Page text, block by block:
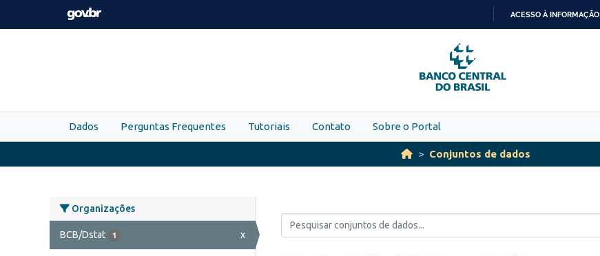
Skip to main content
PARA
O
CONTEÚDO
ACESSO À INFORMAÇÃO
Dados Perguntas Frequentes Tutoriais Contato Sobre o Portal
Conjuntos de dados
Organizações
BCB/Dstat 1 x